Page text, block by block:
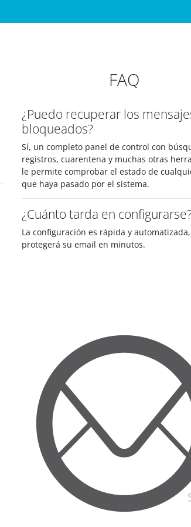
FAQ
¿Puedo recuperar los
bloqueados?
Sí, un completo panel de control con
registros, cuarentena y muchas otras
le permite comprobar el estado de
que haya pasado por el sistema.
¿Cuánto tarda en configurarse?
La configuración es rápida y
protegerá su email en minutos.